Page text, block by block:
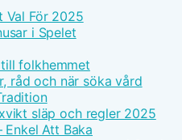
Val För 2025
i Spelet
folkhemmet
råd och när söka vård
släp och regler 2025
Att Baka